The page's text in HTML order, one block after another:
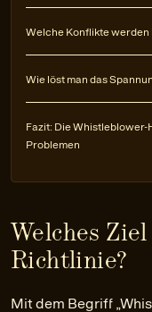
Welche Konflikte
Wie löst man das
Fazit: Die Whistleblower-
Problemen
Welches
Richtlinie?
Mit dem Begriff